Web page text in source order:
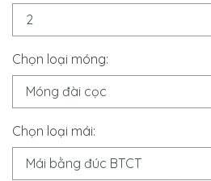
Chọn loại móng:
Chọn loại mái: